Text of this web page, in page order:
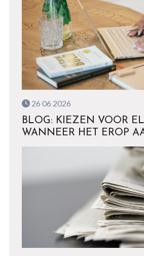
26 06 2026
BLOG: KIEZEN VOOR
WANNEER HET EROP